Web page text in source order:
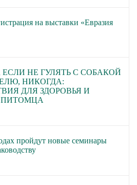
на выставки «Евразия
ЕСЛИ НЕ ГУЛЯТЬ С СОБАКОЙ
НИКОГДА:
ДЛЯ ЗДОРОВЬЯ И
пройдут новые семинары